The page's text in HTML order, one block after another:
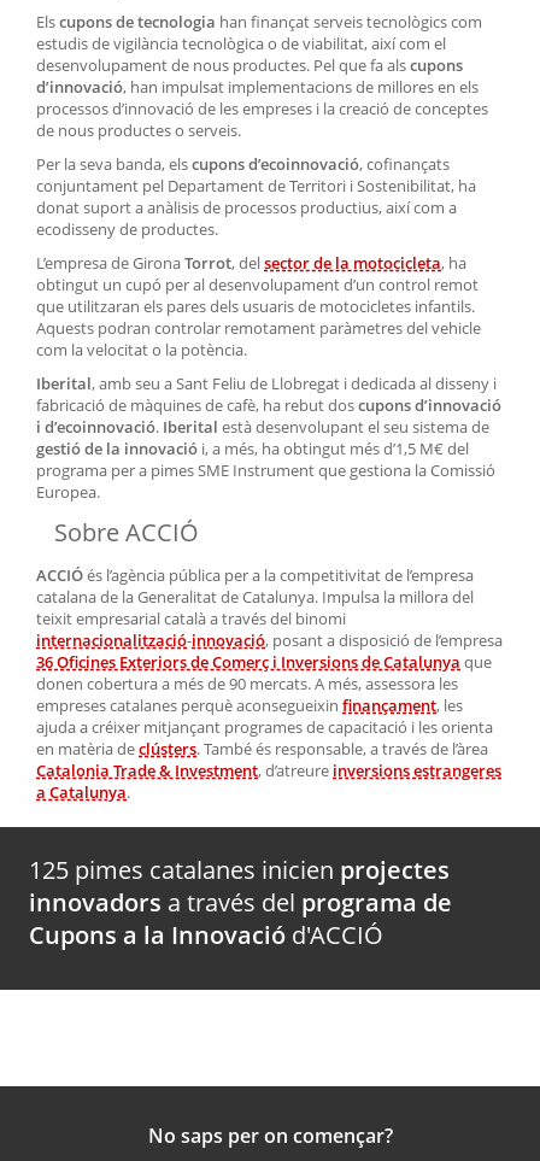
Elscupons de tecnologia han finançat serveis tecnològics com
estudis de vigilància tecnològica o de viabilitat, així com el
desenvolupament de nous productes. Pel que fa alscupons
d’innovació, han impulsat implementacions de millores en els
processos d’innovació de les empreses i la creació de conceptes
de nous productes o serveis.
Per la seva banda, elscupons d’ecoinnovació, cofinançats
conjuntament pel Departament de Territori i Sostenibilitat, ha
donat suport a anàlisis de processos productius, així com a
ecodisseny de productes.
L’empresa de GironaTorrot, delsector de la motocicleta, ha
obtingut un cupó per al desenvolupament d’un control remot
que utilitzaran els pares dels usuaris de motocicletes infantils.
Aquests podran controlar remotament paràmetres del vehicle
com la velocitat o la potència.
Iberital, amb seu a Sant Feliu de Llobregat i dedicada al disseny i
fabricació de màquines de cafè, ha rebut doscupons d’innovació
i d’ecoinnovació. Iberital està desenvolupant el seu sistema de
gestió de la innovació i, a més, ha obtingut més d’1,5 M€ del
programa per a pimesSME Instrumentque gestiona la Comissió
Europea.
Sobre ACCIÓ
ACCIÓés l’agència pública per a la competitivitat de l’empresa
catalana de la Generalitat de Catalunya. Impulsa la millora del
teixit empresarial català a través del binomi
internacionalització-innovació, posant a disposició de l’empresa
36 Oficines Exteriors de Comerç i Inversions de Catalunya que
donen cobertura a més de 90 mercats. A més, assessora les
empreses catalanes perquè aconsegueixin finançament, les
ajuda a créixer mitjançant programes de capacitació i les orienta
en matèria declústers. També és responsable, a través de l’àrea
Catalonia Trade & Investment, d’atreure inversions estrangeres
a Catalunya.
125 pimes catalanes inicien projectes
innovadors a través del programa de
Cupons a la Innovació d'ACCIÓ
No saps per on començar?